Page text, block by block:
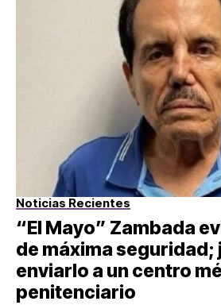
Noticias Recientes
“El Mayo” Zambada
de máxima seguridad;
enviarlo a un centro
penitenciario